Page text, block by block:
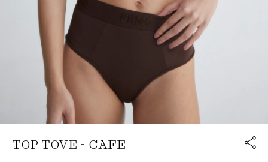
TOP TOVE - CAFE
Link